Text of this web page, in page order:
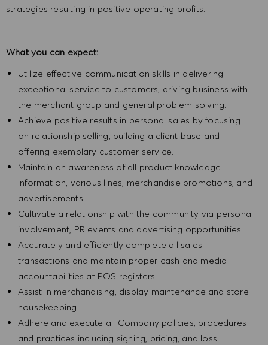
strategies resulting in positive operating profits.
What you can expect:
Utilize effective communication skills in delivering
exceptional service to customers, driving business with
the merchant group and general problem solving.
Achieve positive results in personal sales by focusing
on relationship selling, building a client base and
offering exemplary customer service.
Maintain an awareness of all product knowledge
information, various lines, merchandise promotions, and
advertisements.
Cultivate a relationship with the community via personal
involvement, PR events and advertising opportunities.
Accurately and efficiently complete all sales
transactions and maintain proper cash and media
accountabilities at POS registers.
Assist in merchandising, display maintenance and store
housekeeping.
Adhere and execute all Company policies, procedures
and practices including signing, pricing, and loss